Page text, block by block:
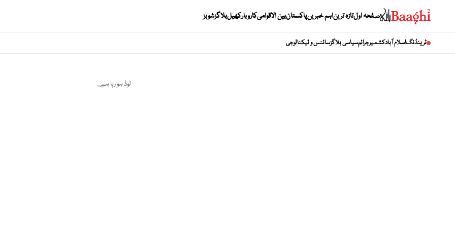
صفحہ اولتازہ تریناہم خبریںپاکستانبین الاقوامیکاروبارکھیلبلاگزشوبز
ٹرینڈنگاسلام آبادکشمیرجرائمسیاسی بلاگزسائنس و ٹیکنالوجی
لوڈ ہو رہا ہے...